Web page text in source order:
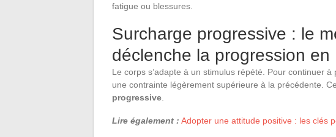
fatigue ou blessures.
Surcharge progressive : le
déclenche la progression en
Le corps s’adapte à un stimulus répété. Pour continuer
une contrainte légèrement supérieure à la précédente.
progressive
Lire également : Adopter une attitude positive : les clés